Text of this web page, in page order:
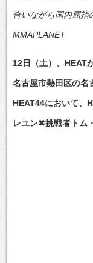
合いながら国内屈指
MMAPLANET
12日（土）、HEAT
名古屋市熱田区の名
HEAT44において、
レユン✖挑戦者トム